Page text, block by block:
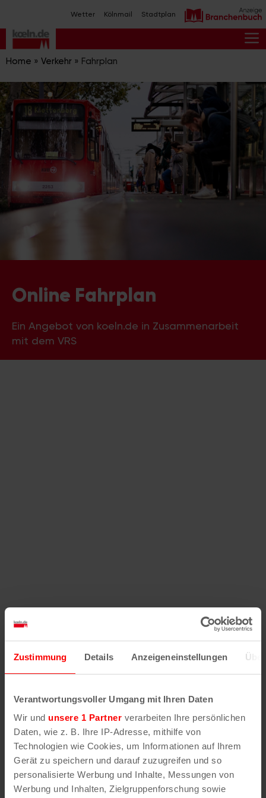
Zustimmung Details Anzeigeneinstellungen
Verantwortungsvoller Umgang mit Ihren Daten
Wir und unsere 1 Partner verarbeiten Ihre persönlichen
Daten, wie z. B. Ihre IP-Adresse, mithilfe von
Technologien wie Cookies, um Informationen auf Ihrem
Gerät zu speichern und darauf zuzugreifen und so
personalisierte Werbung und Inhalte, Messungen von
Werbung und Inhalten, Zielgruppenforschung sowie
Inhalt
springen
Wetter Kölnmail Stadtplan
Home » Verkehr » Fahrplan
Online Fahrplan
Ein Angebot von koeln.de in Zusammenarbeit
mit dem VRS